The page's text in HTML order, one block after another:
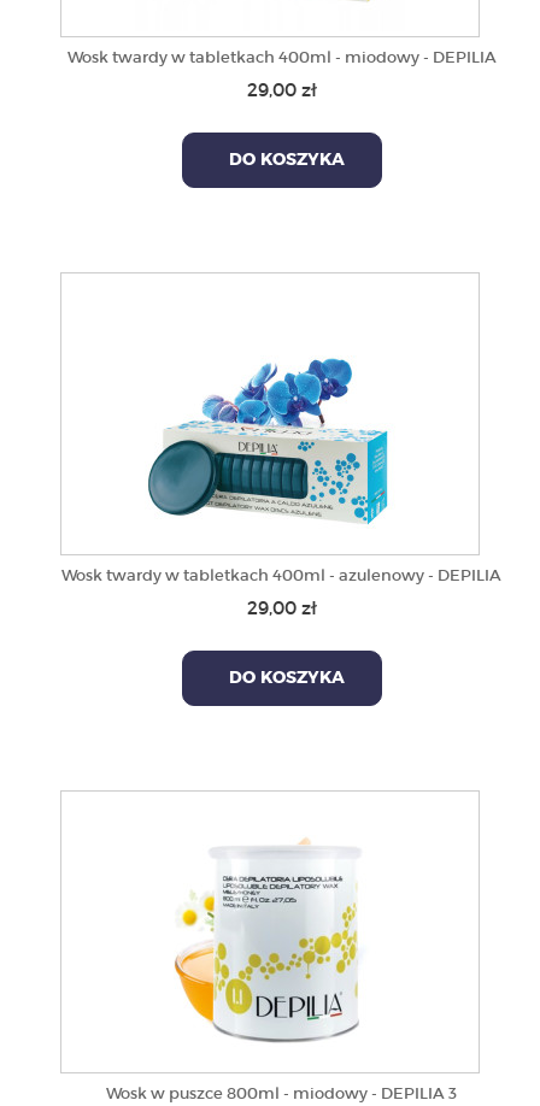
Wosk twardy w tabletkach 400ml - miodowy - DEPILIA
29,00 zł
DO KOSZYKA
Wosk twardy w tabletkach 400ml - azulenowy - DEPILIA
29,00 zł
DO KOSZYKA
Wosk w puszce 800ml - miodowy - DEPILIA 3